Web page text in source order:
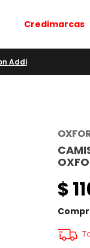
Credimarcas
Addi
$